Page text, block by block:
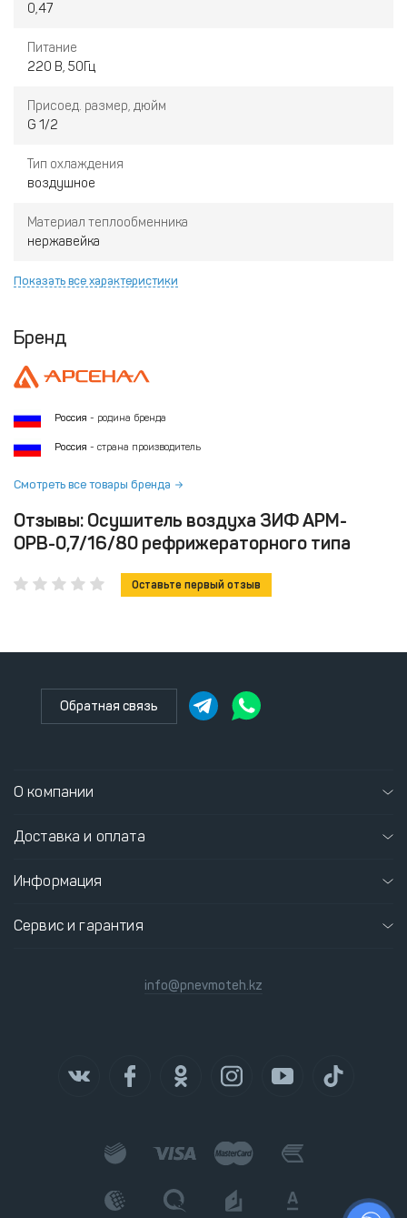
0,47
Питание
220 В, 50Гц
Присоед. размер, дюйм
G 1/2
Тип охлаждения
воздушное
Материал теплообменника
нержавейка
Показать все характеристики
Бренд
Россия - родина бренда
Россия - страна производитель
Смотреть все товары бренда
Отзывы: Осушитель воздуха ЗИФ АРМ-
ОРВ-0,7/16/80 рефрижераторного типа
Оставьте первый отзыв
Обратная связь
О компании
Доставка и оплата
Информация
Сервис и гарантия
info@pnevmoteh.kz